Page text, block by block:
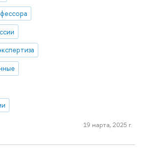
19 марта, 2025 г.